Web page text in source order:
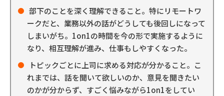
部下のことを深く理解できること。特にリモートワ
ークだと、業務以外の話がどうしても後回しになって
しまいがち。1on1の時間を今の形で実施するように
なり、相互理解が進み、仕事もしやすくなった。
トピックごとに上司に求める対応が分かること。こ
れまでは、話を聞いて欲しいのか、意見を聞きたい
のかが分からず、すごく悩みながら1on1をしてい